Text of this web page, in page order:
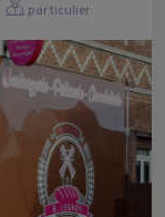
particulier